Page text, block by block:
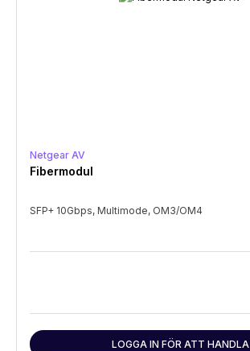
Netgear AV
Fibermodul
SFP+ 10Gbps, Multimode, OM3/OM4
LOGGA IN FÖR ATT HANDLA